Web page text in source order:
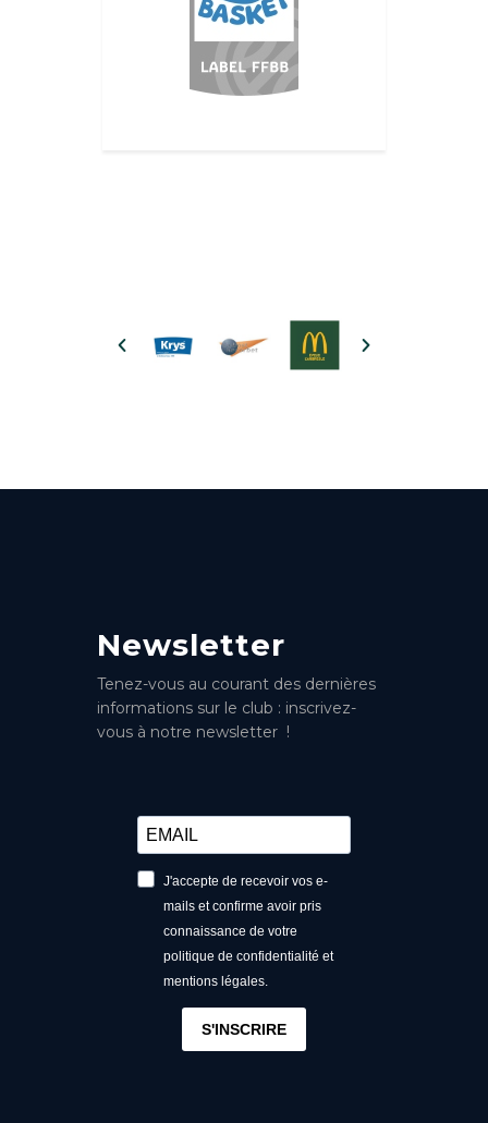
Newsletter
Tenez-vous au courant des dernières
informations sur le club : inscrivez-
vous à notre newsletter !
J'accepte de recevoir vos e-
mails et confirme avoir pris
connaissance de votre
politique de confidentialité et
mentions légales.
S'INSCRIRE